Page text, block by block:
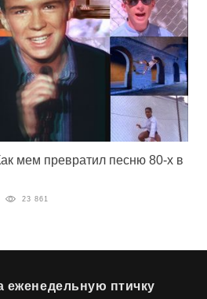
мем превратил песню 80-х в
23 861
еженедельную птичку